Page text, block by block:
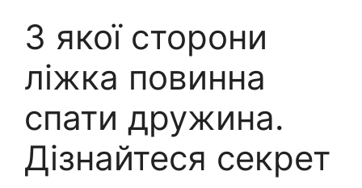
З якої сторони
ліжка повинна
спати дружина.
Дізнайтеся секрет